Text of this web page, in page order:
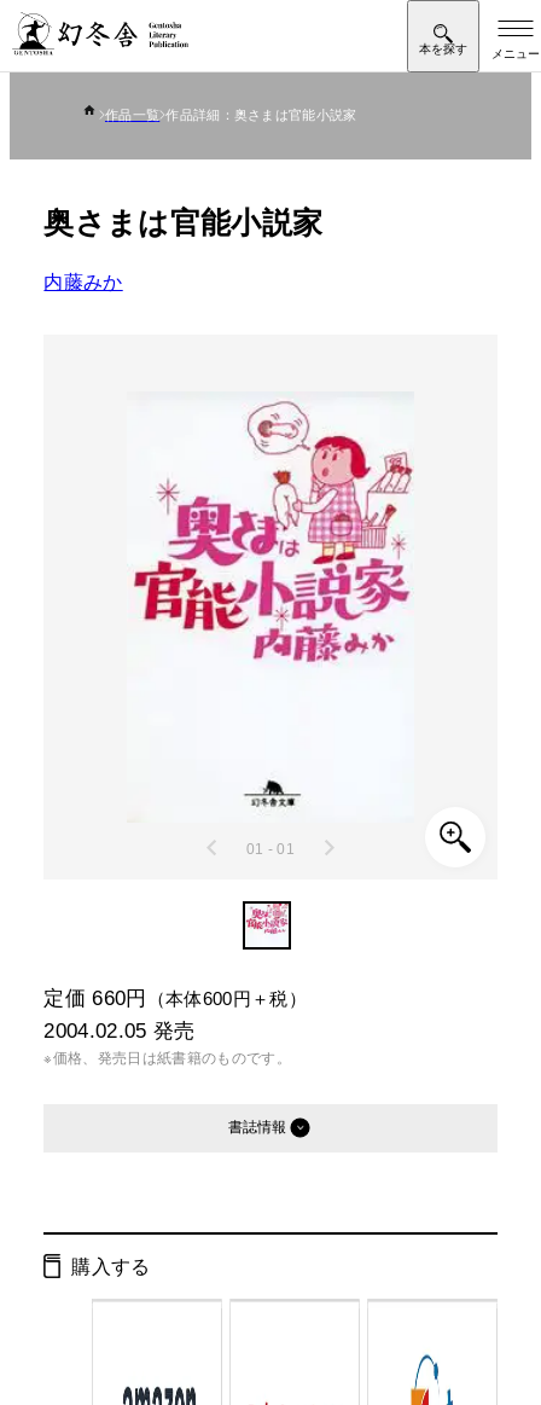
作品一覧 作品詳細：奥さまは官能小説家
奥さまは官能小説家
内藤みか
01 - 01
定価 660円 （本体600円＋税）
2004.02.05 発売
※価格、発売日は紙書籍のものです。
書誌情報
ISBN： 9784344404892
判型：
購入する